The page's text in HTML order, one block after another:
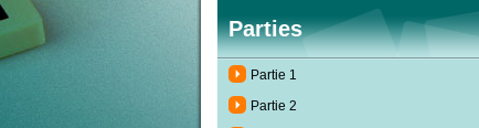
Parties
Partie 1
Partie 2